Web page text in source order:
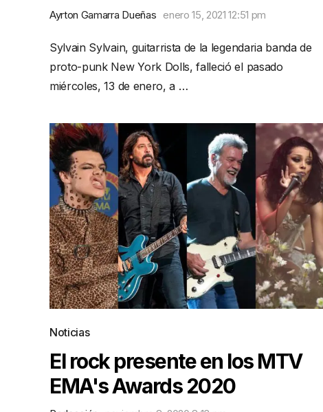
Ayrton Gamarra Dueñas enero 15, 2021 12:51 pm
Sylvain Sylvain, guitarrista de la legendaria banda de
proto-punk New York Dolls, falleció el pasado
miércoles, 13 de enero, a …
Noticias
El rock presente en los MTV
EMA's Awards 2020